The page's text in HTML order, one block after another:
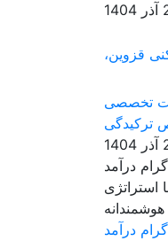
قزوین،
تخصصی
ترکیدگی
درآمد